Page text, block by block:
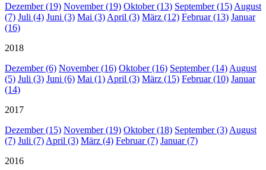
Dezember (19) November (19) Oktober (13) September (15) August
(7) Juli (4) Juni (3) Mai (3) April (3) März (12) Februar (13) Januar
(16)
2018
Dezember (6) November (16) Oktober (16) September (14) August
(5) Juli (3) Juni (6) Mai (1) April (3) März (15) Februar (10) Januar
(14)
2017
Dezember (15) November (19) Oktober (18) September (3) August
(7) Juli (7) April (3) März (4) Februar (7) Januar (7)
2016